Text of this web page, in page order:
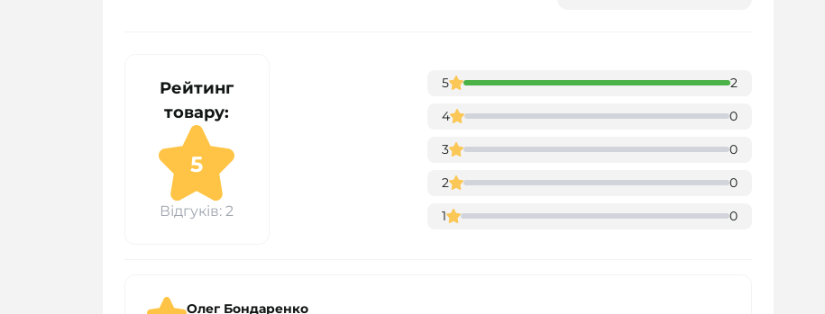
Рейтинг
товару:
5
Відгуків: 2
5 2
4 0
3 0
2 0
1 0
Олег Бондаренко